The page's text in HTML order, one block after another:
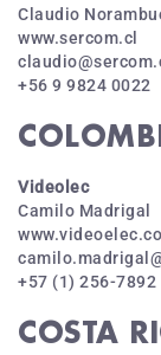
Claudio
www.sercom.cl
+56 9 9824 0022
Videolec
Camilo Madrigal
+57 (1) 256-7892
COSTA